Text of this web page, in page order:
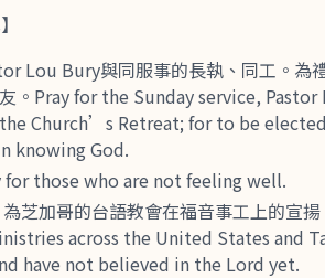
Lou Bury與同服事的長執、同工。為
。Pray for the Sunday service,
Church’s Retreat; for to be
knowing God.
for those who are not feeling well.
芝加哥的台語教會在福音事工上的宣
across the United States and
have not believed in the Lord yet.